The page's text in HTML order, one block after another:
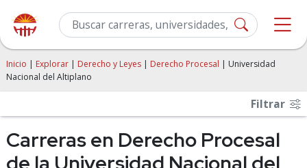
Inicio | Explorar | Derecho y Leyes | Derecho Procesal | Universidad
Nacional del Altiplano
Filtrar
Carreras en Derecho Procesal